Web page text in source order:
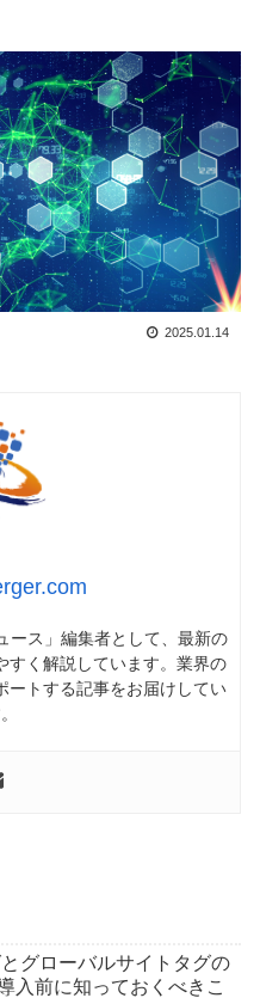
2025.01.14
ース」編集者として、最新の
すく解説しています。業界の
ートする記事をお届けしてい
グローバルサイトタグの
入前に知っておくべきこ